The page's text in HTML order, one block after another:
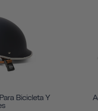
Bicicleta Y